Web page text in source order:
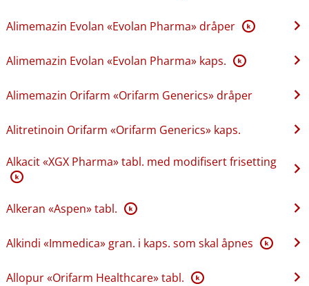
Alimemazin Evolan «Evolan Pharma» dråper K
Alimemazin Evolan «Evolan Pharma» kaps. K
Alimemazin Orifarm «Orifarm Generics» dråper
Alitretinoin Orifarm «Orifarm Generics» kaps.
Alkacit «XGX Pharma» tabl. med modifisert frisetting
K
Alkeran «Aspen» tabl. K
Alkindi «Immedica» gran. i kaps. som skal åpnes K
Allopur «Orifarm Healthcare» tabl. K